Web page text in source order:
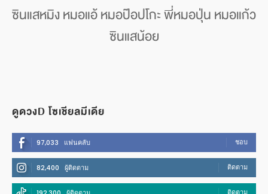
ซินแสหมิง หมอแอ้ หมอป๊อปโกะ พี่หมอปุ่น หมอแก้ว
ซินแสน้อย
ดูดวงD โซเชียลมีเดีย
97,033 แฟนคลับ ชอบ
82,400 ผู้ติดตาม ติดตาม